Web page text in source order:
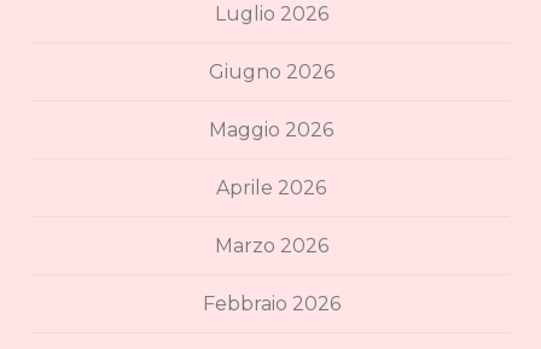
Luglio 2026
Giugno 2026
Maggio 2026
Aprile 2026
Marzo 2026
Febbraio 2026